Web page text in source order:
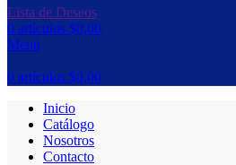
Lista de Deseos
0 artículos $0,00
Menú
0 artículos $0,00
Inicio
Catálogo
Nosotros
Contacto